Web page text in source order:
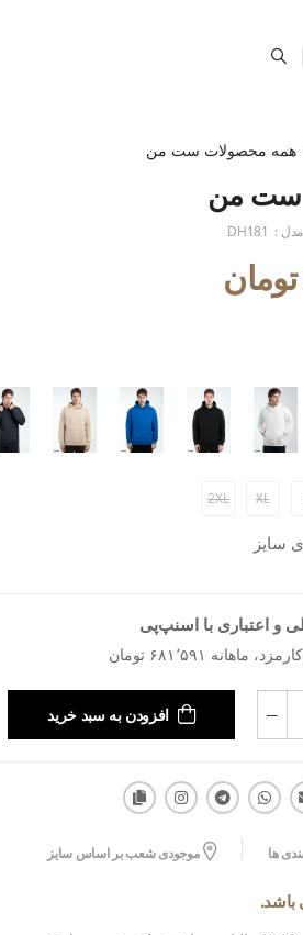
همه محصولات ست من
ست من
:
DH181
XL
2XL
سایز
و اعتباری با اسنپ‌پی
افزودن به سبد خرید
ها موجودی شعب بر اساس سایز
باشد.